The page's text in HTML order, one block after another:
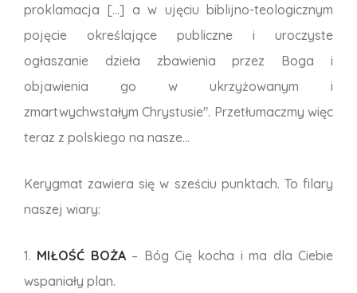
proklamacja [...] a w ujęciu biblijno-teologicznym
pojęcie określające publiczne i uroczyste
ogłaszanie dzieła zbawienia przez Boga i
objawienia go w ukrzyżowanym i
zmartwychwstałym Chrystusie". Przetłumaczmy więc
teraz z polskiego na nasze...
Kerygmat zawiera się w sześciu punktach. To filary
naszej wiary:
1. MIŁOŚĆ BOŻA– Bóg Cię kocha i ma dla Ciebie
wspaniały plan.